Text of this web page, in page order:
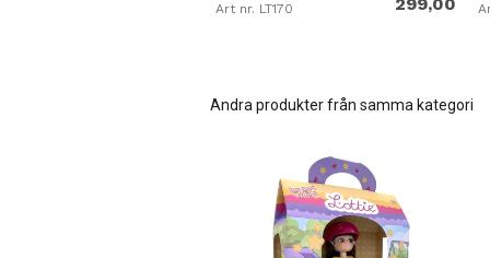
Lottie Awards Winner: (USA)
Art nr. LT170
Andra produkter från samma kategori